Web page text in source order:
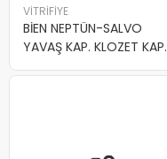
VİTRİFİYE
BİEN NEPTÜN-SALVO
YAVAŞ KAP. KLOZET KAP.